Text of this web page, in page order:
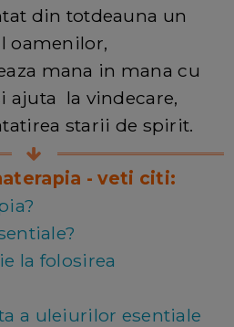
din totdeauna un
oamenilor,
mana in mana cu
ajuta la vindecare,
starii de spirit.
- veti citi:
la folosirea
a uleiurilor esentiale